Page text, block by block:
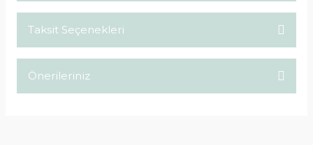
Taksit Seçenekleri
Önerileriniz